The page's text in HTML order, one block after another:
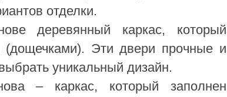
отделки.
деревянный каркас, который
(дощечками). Эти двери прочные и
уникальный дизайн.
– каркас, который заполнен